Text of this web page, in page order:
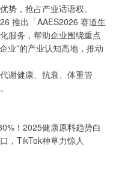
势，抢占产业话语权。
推出「AAES2026 赛道生
服务，帮助企业围绕重点
业”的产业认知高地，推动
谢健康、抗衰、体重管
！2025健康原料趋势白
，TikTok种草力惊人